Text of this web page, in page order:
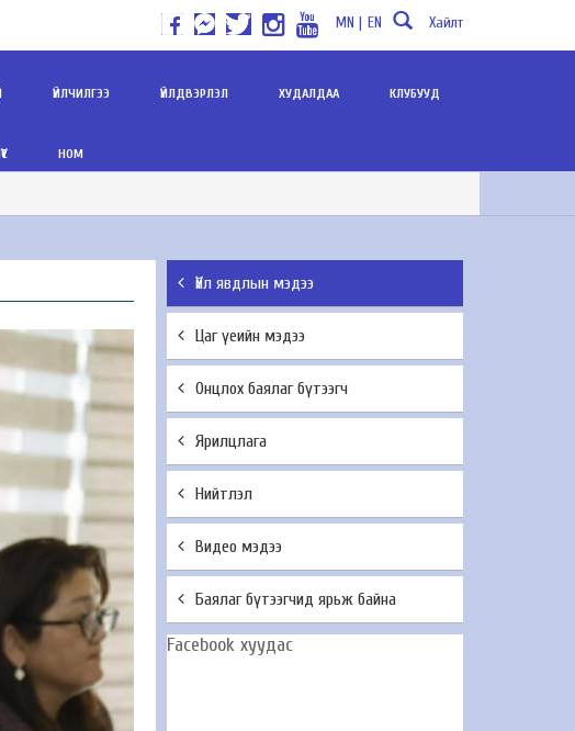
MN | EN Хайлт
ҮЙЛЧИЛГЭЭ ҮЙЛДВЭРЛЭЛ ХУДАЛДАА КЛУБУУД
НОМ
Үйл явдлын мэдээ
Цаг үеийн мэдээ
Онцлох баялаг бүтээгч
Ярилцлага
Нийтлэл
Видео мэдээ
Баялаг бүтээгчид ярьж байна
Facebook хуудас